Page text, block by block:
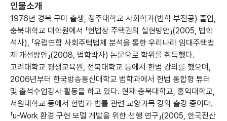
인물소개
1976년 경북 구미 출생, 청주대학교 사회학과(법학 부전공) 졸업,
충북대학교 대학원에서 「헌법상 주택권의 실현방안」(2005, 법학
석사), 「유럽연합 사회주택법제 분석을 통한 우리나라 임대주택법
제 개선방안」(2008, 법학박사) 논문으로 학위를 취득했다.
고려대학교 평생교육원, 전북대학교 등에서 헌법 강의를 했으며,
2006년부터 한국방송통신대학교 법학과에서 헌법 통합형 튜터
및 출석수업강사 활동을 하고 있다. 현재 충북대학교, 홍익대학교,
서원대학교 등에서 헌법과 법률 관련 교양과목 강의 출강 중이다.
「u-Work 환경 구현 모델 개발을 위한 선행 연구」(2005, 한국전산